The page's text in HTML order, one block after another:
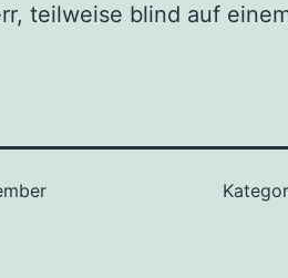
teilweise blind auf